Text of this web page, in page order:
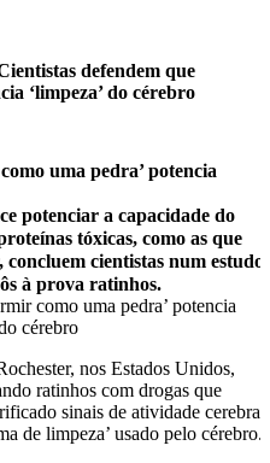
defendem que
‘limpeza’ do cérebro
uma pedra’ potencia
potenciar a capacidade do
tóxicas, como as que
cientistas num estudo
à prova ratinhos.
nos Estados Unidos,
ratinhos com drogas que
sinais de atividade cerebral
de limpeza’ usado pelo cérebro.